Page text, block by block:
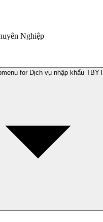
Nghiệp
for Dịch vụ nhập khẩu TBYT